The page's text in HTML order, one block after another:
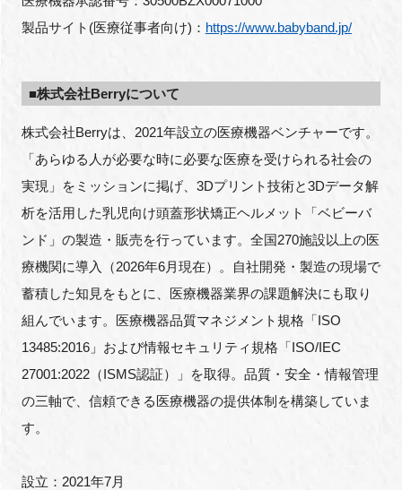
製品サイト(医療従事者向け)： https://www.babyband.jp/
■株式会社Berryについて
株式会社Berryは、2021年設立の医療機器ベンチャーです。
「あらゆる人が必要な時に必要な医療を受けられる社会の
実現」をミッションに掲げ、3Dプリント技術と3Dデータ解
析を活用した乳児向け頭蓋形状矯正ヘルメット「ベビーバ
ンド」の製造・販売を行っています。全国270施設以上の医
療機関に導入（2026年6月現在）。自社開発・製造の現場で
蓄積した知見をもとに、医療機器業界の課題解決にも取り
組んでいます。医療機器品質マネジメント規格「ISO
13485:2016」および情報セキュリティ規格「ISO/IEC
27001:2022（ISMS認証）」を取得。品質・安全・情報管理
の三軸で、信頼できる医療機器の提供体制を構築していま
す。
設立：2021年7月